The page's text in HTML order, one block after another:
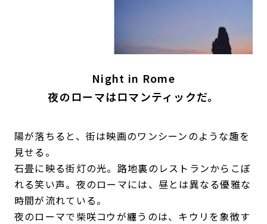
Night in Rome
夜のローマはロマンティックだ。
陽が落ちると、街は映画のワンシーンのような趣を
見せる。
石畳に映る街灯の光。路地裏のレストランからこぼ
れる笑い声。夜のローマには、昼とは異なる優雅な
時間が流れている。
夜のローマで柴咲コウが纏うのは、キウリを象徴す